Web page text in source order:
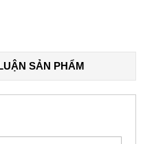
SẢN PHẨM